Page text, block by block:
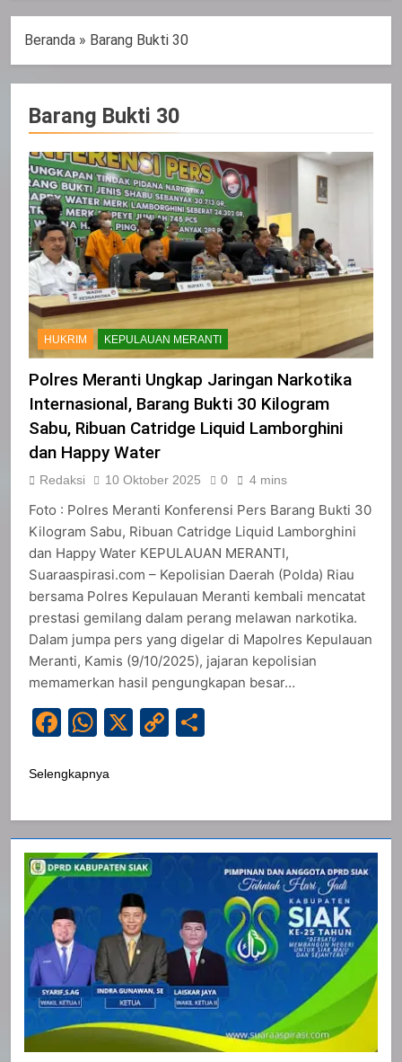
Beranda » Barang Bukti 30
Barang Bukti 30
HUKRIM KEPULAUAN MERANTI
Polres Meranti Ungkap Jaringan Narkotika
Internasional, Barang Bukti 30 Kilogram
Sabu, Ribuan Catridge Liquid Lamborghini
dan Happy Water
Redaksi 10 Oktober 2025 0 4 mins
Foto : Polres Meranti Konferensi Pers Barang Bukti 30
Kilogram Sabu, Ribuan Catridge Liquid Lamborghini
dan Happy Water KEPULAUAN MERANTI,
Suaraaspirasi.com – Kepolisian Daerah (Polda) Riau
bersama Polres Kepulauan Meranti kembali mencatat
prestasi gemilang dalam perang melawan narkotika.
Dalam jumpa pers yang digelar di Mapolres Kepulauan
Meranti, Kamis (9/10/2025), jajaran kepolisian
memamerkan hasil pengungkapan besar…
Facebook
WhatsApp
X
Copy
Selengkapnya